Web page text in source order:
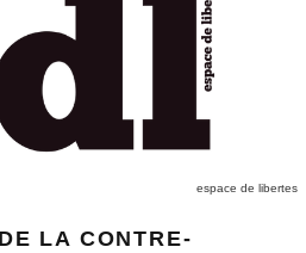
espace de libertes
LA CONTRE-